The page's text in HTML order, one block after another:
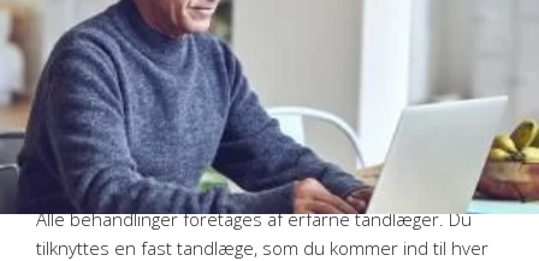
Når du skal bestille tid, skal du ringe til os på 43994369.
Telefonen er åben fra mandag til fredag fra kl. 9.00
Vi har åbent for nye patienter, og ser frem til at give dig
den bedste behandling.
Alle behandlinger foretages af erfarne tandlæger. Du
tilknyttes en fast tandlæge, som du kommer ind til hver